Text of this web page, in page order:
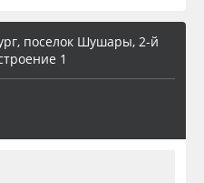
поселок Шушары, 2-й
1